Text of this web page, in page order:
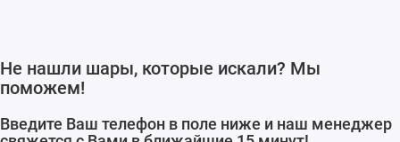
Не нашли шары, которые искали? Мы
поможем!
Введите Ваш телефон в поле ниже и наш менеджер